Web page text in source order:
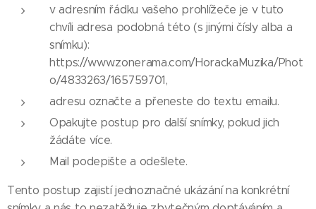
v adresním řádku vašeho prohlížeče je v tuto
chvíli adresa podobná této (s jinými čísly alba a
snímku):
https://www.zonerama.com/HorackaMuzika/Phot
o/4833263/165759701,
adresu označte a přeneste do textu emailu.
Opakujte postup pro další snímky, pokud jich
žádáte více.
Mail podepište a odešlete.
Tento postup zajistí jednoznačné ukázání na konkrétní